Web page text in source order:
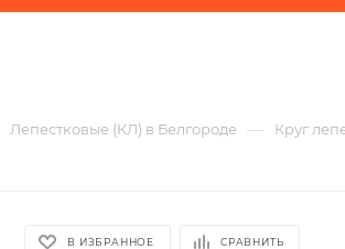
Лепестковые (КЛ) в Белгороде — Круг
В ИЗБРАННОЕ СРАВНИТЬ